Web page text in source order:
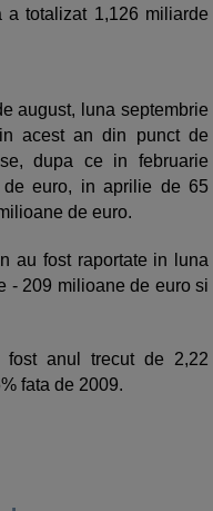
totalizat 1,126 miliarde
august, luna septembrie
acest an din punct de
dupa ce in februarie
euro, in aprilie de 65
de euro.
au fost raportate in luna
- 209 milioane de euro si
fost anul trecut de 2,22
fata de 2009.